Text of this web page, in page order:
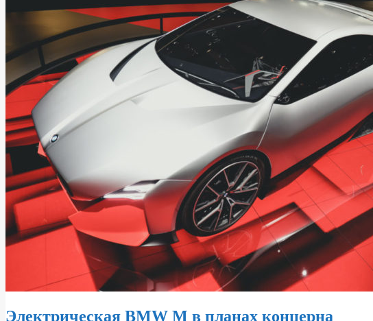
Электрическая BMW M в планах концерна